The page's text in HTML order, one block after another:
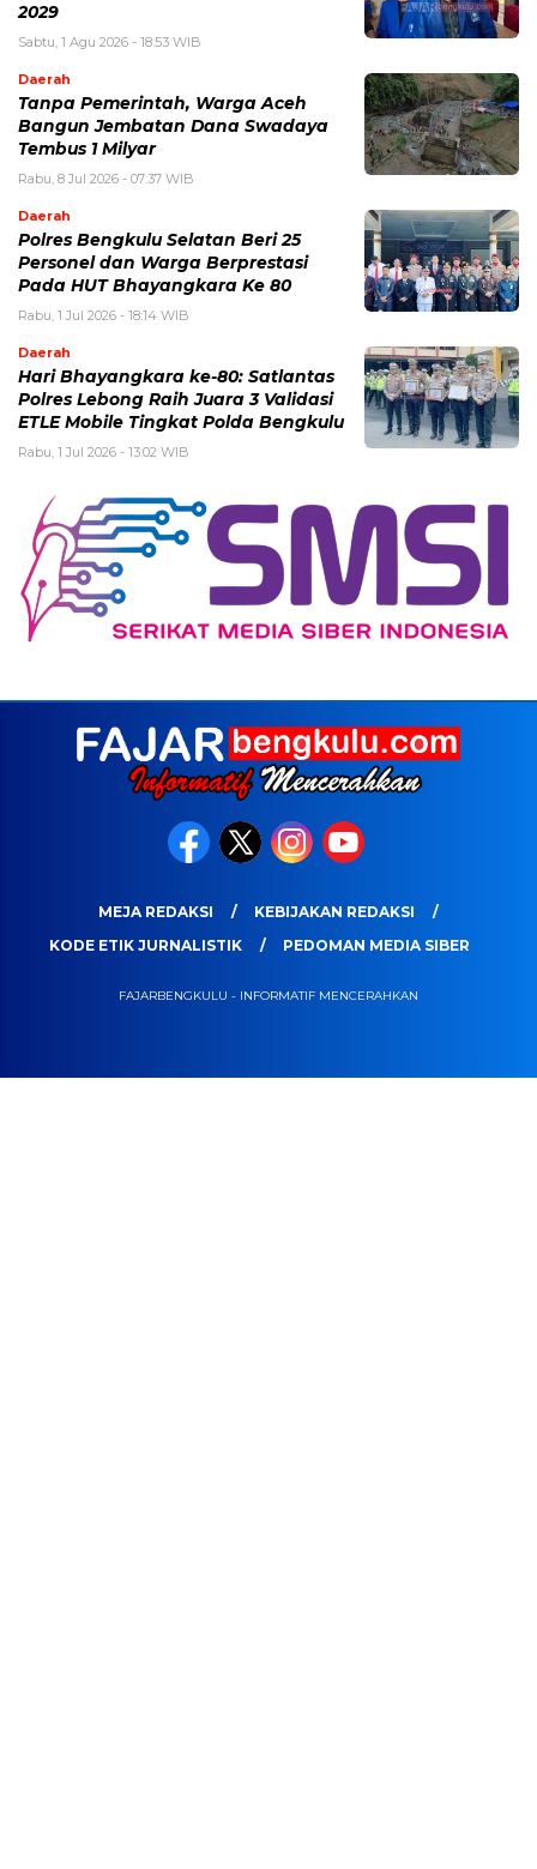
2029
Sabtu, 1 Agu 2026 - 18:53 WIB
Daerah
Tanpa Pemerintah, Warga Aceh
Bangun Jembatan Dana Swadaya
Tembus 1 Milyar
Rabu, 8 Jul 2026 - 07:37 WIB
Daerah
Polres Bengkulu Selatan Beri 25
Personel dan Warga Berprestasi
Pada HUT Bhayangkara Ke 80
Rabu, 1 Jul 2026 - 18:14 WIB
Daerah
Hari Bhayangkara ke-80: Satlantas
Polres Lebong Raih Juara 3 Validasi
ETLE Mobile Tingkat Polda Bengkulu
Rabu, 1 Jul 2026 - 13:02 WIB
MEJA REDAKSI
KEBIJAKAN REDAKSI
KODE ETIK JURNALISTIK
PEDOMAN MEDIA SIBER
FAJARBENGKULU - INFORMATIF MENCERAHKAN